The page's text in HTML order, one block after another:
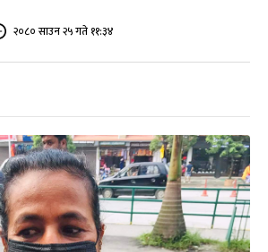
२०८० साउन २५ गते ११:३४